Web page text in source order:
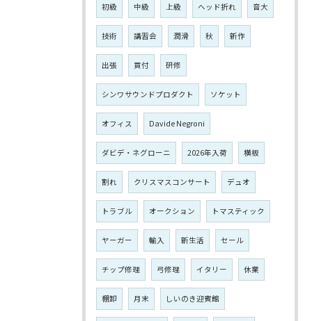
初級 中級 上級 ヘッド折れ 音大
技術 講習会 潤滑 秋 新作
出張 買付 研修
シンワサウンドプロダクト ソケット
オフィス Davide Negroni
ダビデ・ネグローニ 2026年入荷 横板
割れ クリスマスコンサート デュオ
トラブル オークション トマスティック
ヤーガー 輸入 新生活 セール
チップ修理 弓修理 イタリー 休業
棚卸 月末 しいのき迎賓館